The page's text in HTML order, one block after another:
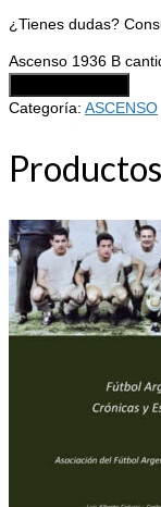
¿Tienes dudas?
Ascenso 1936 B
Categoría: ASCENSO